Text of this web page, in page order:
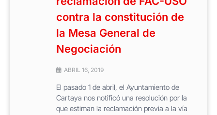
contra la constitución de
la Mesa General de
Negociación
ABRIL 16, 2019
El pasado 1 de abril, el Ayuntamiento de
Cartaya nos notificó una resolución por la
que estiman la reclamación previa a la vía